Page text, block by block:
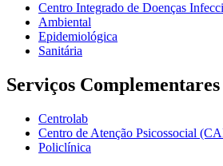
Centro Integrado de Doenças
Ambiental
Epidemiológica
Sanitária
Serviços Complementares
Centrolab
Centro de Atenção Psicossocial
Policlínica